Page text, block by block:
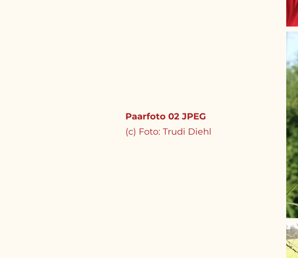
Paarfoto 02 JPEG
(c) Foto: Trudi Diehl